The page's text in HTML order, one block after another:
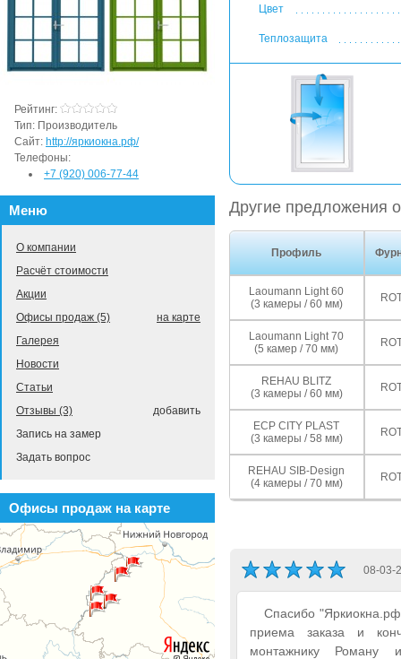
Цвет
Теплозащита
Другие предложения
Профиль
Laoumann Light 60
(3 камеры / 60 мм)
Laoumann Light 70
(5 камер / 70 мм)
REHAU BLITZ
(3 камеры / 60 мм)
ECP CITY PLAST
(3 камеры / 58 мм)
REHAU SIB-Design
(4 камеры / 70 мм)
08-03-
Спасибо
приема заказа и
монтажнику Роману
Рейтинг:
Тип: Производитель
Сайт: http://яркиокна.рф/
Телефоны:
+7 (920) 006-77-44
Меню
О компании
Расчёт стоимости
Акции
на карте
Офисы продаж (5)
Галерея
Новости
Статьи
добавить
Отзывы (3)
Запись на замер
Задать вопрос
Офисы продаж на карте